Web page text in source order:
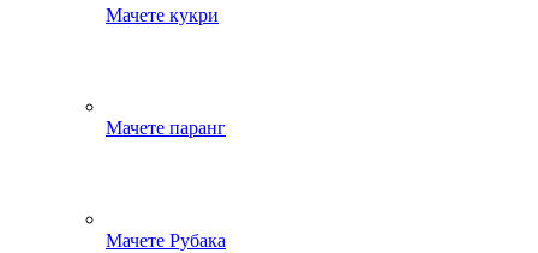
Мачете кукри
Мачете паранг
Мачете Рубака